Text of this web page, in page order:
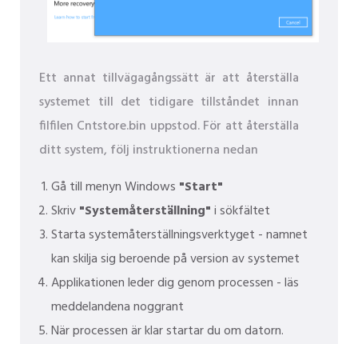
Ett annat tillvägagångssätt är att återställa
systemet till det tidigare tillståndet innan
filfilen Cntstore.bin uppstod. För att återställa
ditt system, följ instruktionerna nedan
Gå till menyn Windows "Start"
Skriv"Systemåterställning"i sökfältet
Starta systemåterställningsverktyget - namnet
kan skilja sig beroende på version av systemet
Applikationen leder dig genom processen - läs
meddelandena noggrant
När processen är klar startar du om datorn.